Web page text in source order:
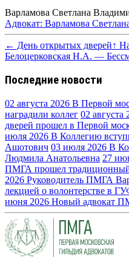
Варламова Светлана
Адвокат: Варламова
← День открытых дверей↑
Белоцерковская Н.А. —
Последние новости
02 августа 2026 В Первой
наградили коллег 02 августа
дверей прошел в Первой
июля 2026 В Коллегию
Ашотович 03 июля 2026 В
Людмила Анатольевна 27
ПМГА прошел
2026 Руководитель ПМГА
лекцией о волонтерстве в
июня 2026 Новый адвокат